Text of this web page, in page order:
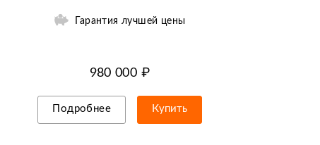
Гарантия лучшей цены
980 000 ₽
Подробнее Купить